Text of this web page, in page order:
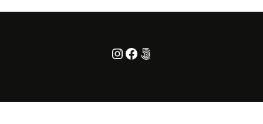
Instagram
Facebook
500px